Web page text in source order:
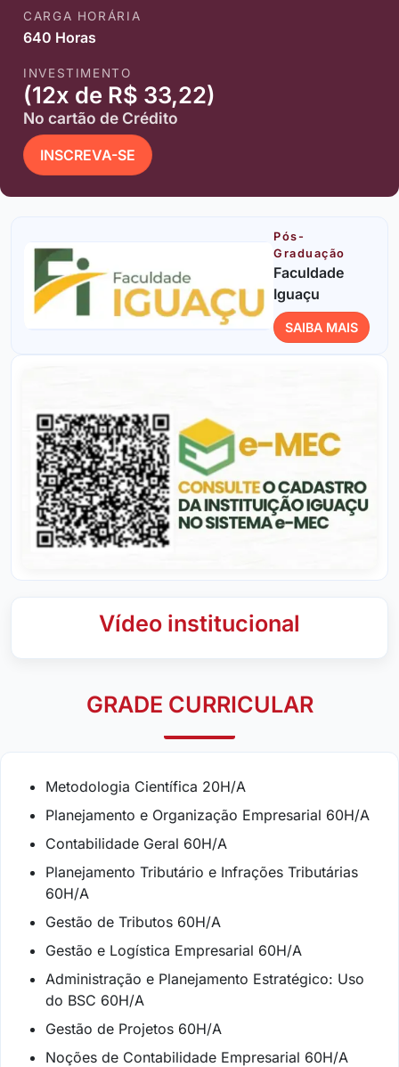
CARGA HORÁRIA
640 Horas
INVESTIMENTO
(12x de R$ 33,22)
No cartão de Crédito
INSCREVA-SE
Pós-
Graduação
Faculdade
Iguaçu
SAIBA MAIS
Vídeo institucional
GRADE CURRICULAR
Metodologia Científica 20H/A
Planejamento e Organização Empresarial 60H/A
Contabilidade Geral 60H/A
Planejamento Tributário e Infrações Tributárias
60H/A
Gestão de Tributos 60H/A
Gestão e Logística Empresarial 60H/A
Administração e Planejamento Estratégico: Uso
do BSC 60H/A
Gestão de Projetos 60H/A
Noções de Contabilidade Empresarial 60H/A